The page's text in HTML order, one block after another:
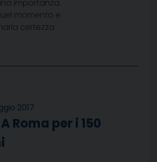
importanza.
momento e
certezza
2017
Roma per i 150